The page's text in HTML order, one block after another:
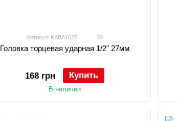
Артикул: KABA1627 20
Головка торцевая ударная 1/2" 27мм
168 грн Купить
В наличии